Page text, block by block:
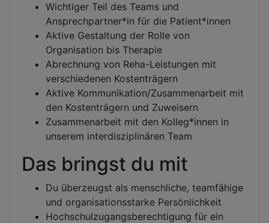
Wichtiger Teil des Teams und
Ansprechpartner*in für die Patient*innen
Aktive Gestaltung der Rolle von
Organisation bis Therapie
Abrechnung von Reha-Leistungen mit
verschiedenen Kostenträgern
Aktive Kommunikation/Zusammenarbeit mit
den Kostenträgern und Zuweisern
Zusammenarbeit mit den Kolleg*innen in
unserem interdisziplinären Team
Das bringst du mit
Du überzeugst als menschliche, teamfähige
und organisationsstarke Persönlichkeit
Hochschulzugangsberechtigung für ein